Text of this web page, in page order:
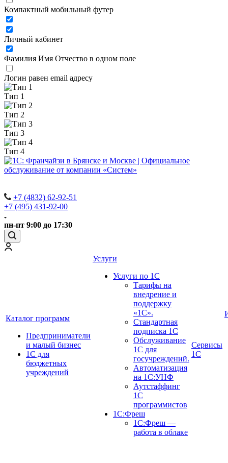
Компактный мобильный футер
Личный кабинет
Фамилия Имя Отчество в одном поле
Логин равен email адресу
Тип 1
Тип 2
Тип 3
Тип 4
+7 (4832) 62-92-51
+7 (495) 431-92-00
пн-пт 9:00 до 17:30
Каталог программ
Предприниматели
и малый бизнес
1С для
бюджетных
учреждений
Услуги
Услуги по 1С
Тарифы на
внедрение и
поддержку
«1С».
Стандартная
подписка 1С
Обслуживание
1С для
госучреждений.
Автоматизация
на 1С:УНФ
Аутстаффинг
1С
программистов
1С:Фреш
1С:Фреш —
работа в облаке
Сервисы
1С